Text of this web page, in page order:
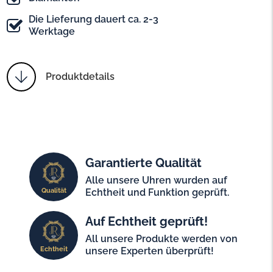
Die Lieferung dauert ca. 2-3
Werktage
Produktdetails
Qualität
Garantierte Qualität
Alle unsere Uhren wurden auf
Echtheit und Funktion geprüft.
Echtheit
Auf Echtheit geprüft!
All unsere Produkte werden von
unsere Experten überprüft!